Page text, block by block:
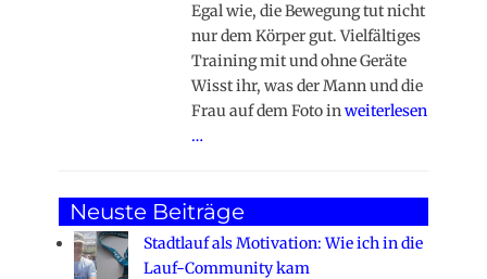
Egal wie, die Bewegung tut nicht
nur dem Körper gut. Vielfältiges
Training mit und ohne Geräte
Wisst ihr, was der Mann und die
Frau auf dem Foto inweiterlesen
…
Neuste Beiträge
Stadtlauf als Motivation: Wie ich in die
Lauf-Community kam